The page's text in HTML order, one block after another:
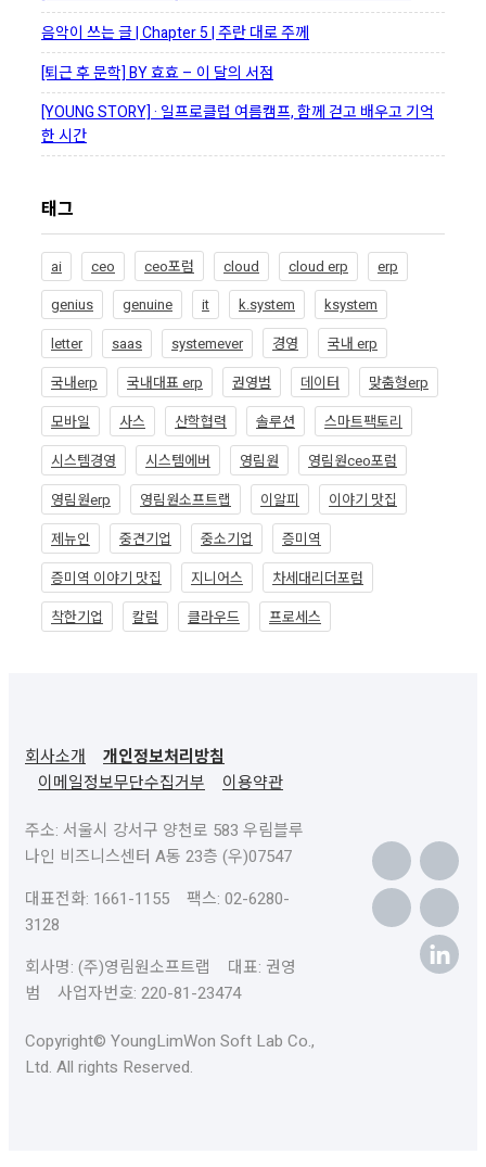
음악이 쓰는 글 | Chapter 5 | 주란 대로 주께
[퇴근 후 문학] BY 효효 – 이 달의 서점
[YOUNG STORY] · 일프로클럽 여름캠프, 함께 걷고 배우고 기억
한 시간
태그
ai ceo ceo포럼 cloud cloud erp
erp
genius
genuine it k.system
ksystem
letter
saas systemever 경영
국내 erp
국내erp
국내대표 erp 권영범 데이터
맞춤형erp
모바일
사스 산학협력 솔루션
스마트팩토리
시스템경영
시스템에버 영림원
영림원ceo포럼
영림원erp
영림원소프트랩 이알피
이야기 맛집
제뉴인
중견기업 중소기업
증미역
증미역 이야기 맛집
지니어스
차세대리더포럼
착한기업
칼럼 클라우드 프로세스
회사소개
개인정보처리방침
이메일정보무단수집거부
이용약관
주소: 서울시 강서구 양천로 583 우림블루
나인 비즈니스센터 A동 23층 (우)07547
대표전화: 1661-1155 팩스: 02-6280-
3128
회사명: (주)영림원소프트랩 대표: 권영
범 사업자번호: 220-81-23474
Copyright© YoungLimWon Soft Lab Co.,
Ltd. All rights Reserved.